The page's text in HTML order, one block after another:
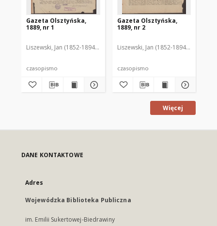
Gazeta Olsztyńska,
1889, nr 1
Liszewski, Jan (1852-1894). Red.
czasopismo
Gazeta Olsztyńska,
1889, nr 2
Liszewski, Jan (1852-1894). Red.
czasopismo
Więcej
DANE KONTAKTOWE
Adres
Wojewódzka Biblioteka Publiczna
im. Emilii Sukertowej-Biedrawiny